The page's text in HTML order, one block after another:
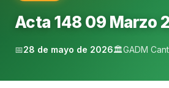
Acta 148 09 Marzo
📅28 de mayo de 2026🏛️GADM